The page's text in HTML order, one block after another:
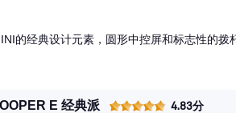
的经典设计元素，圆形中控屏和标志性的拨
E 经典派 4.83分